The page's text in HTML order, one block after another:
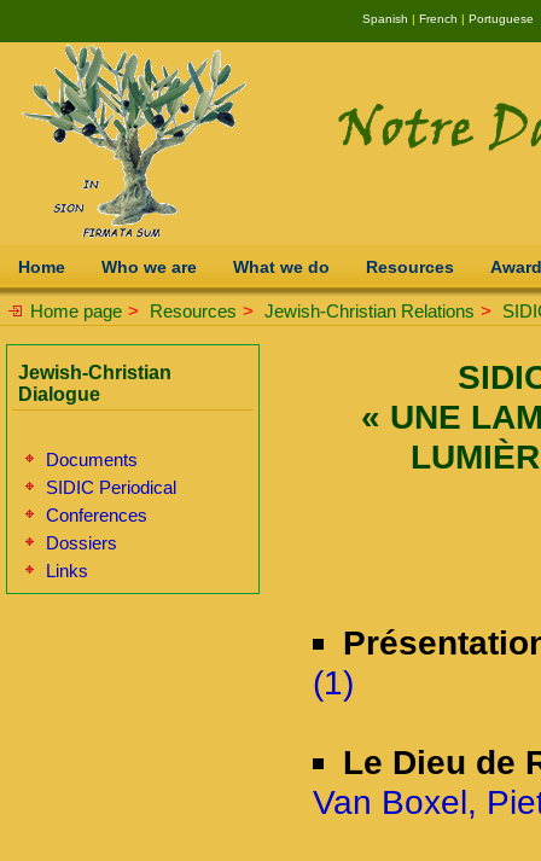
Spanish | French | Portuguese
Home Who we are What we do Resources
Home page > Resources > Jewish-Christian Relations >
Jewish-Christian
Dialogue
Documents
SIDIC Periodical
Conferences
Dossiers
Links
« UNE
(1)
Le Dieu de
Van Boxel,